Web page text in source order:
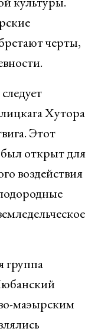
черты,
Хутора
Этот
открыт для
воздействия
группа
маэырским